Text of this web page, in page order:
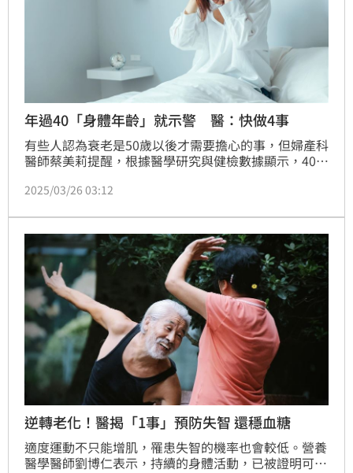
年過40「身體年齡」就示警 醫：快做4事
有些人認為衰老是50歲以後才需要擔心的事，但婦產科
醫師蔡美莉提醒，根據醫學研究與健檢數據顯示，40歲
降，並伴隨雌激素減少、荷爾蒙失衡，影響範圍涵蓋骨
關注身體變化，透過營養、運動、睡眠，以及定期檢查
4件事，可掌握健康關鍵，幫助延緩身體機能老化。
（記者：簡浩正）
2025/03/26 03:12
逆轉老化！醫揭「1事」預防失智 還穩血糖
適度運動不只能增肌，罹患失智的機率也會較低。營養
醫學醫師劉博仁表示，持續的身體活動，已被證明可對